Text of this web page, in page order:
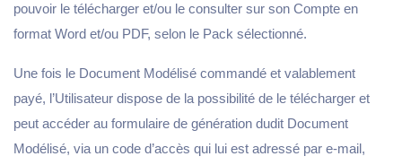
pouvoir le télécharger et/ou le consulter sur son Compte en
format Word et/ou PDF, selon le Pack sélectionné.
Une fois le Document Modélisé commandé et valablement
payé, l’Utilisateur dispose de la possibilité de le télécharger et
peut accéder au formulaire de génération dudit Document
Modélisé, via un code d’accès qui lui est adressé par e-mail,